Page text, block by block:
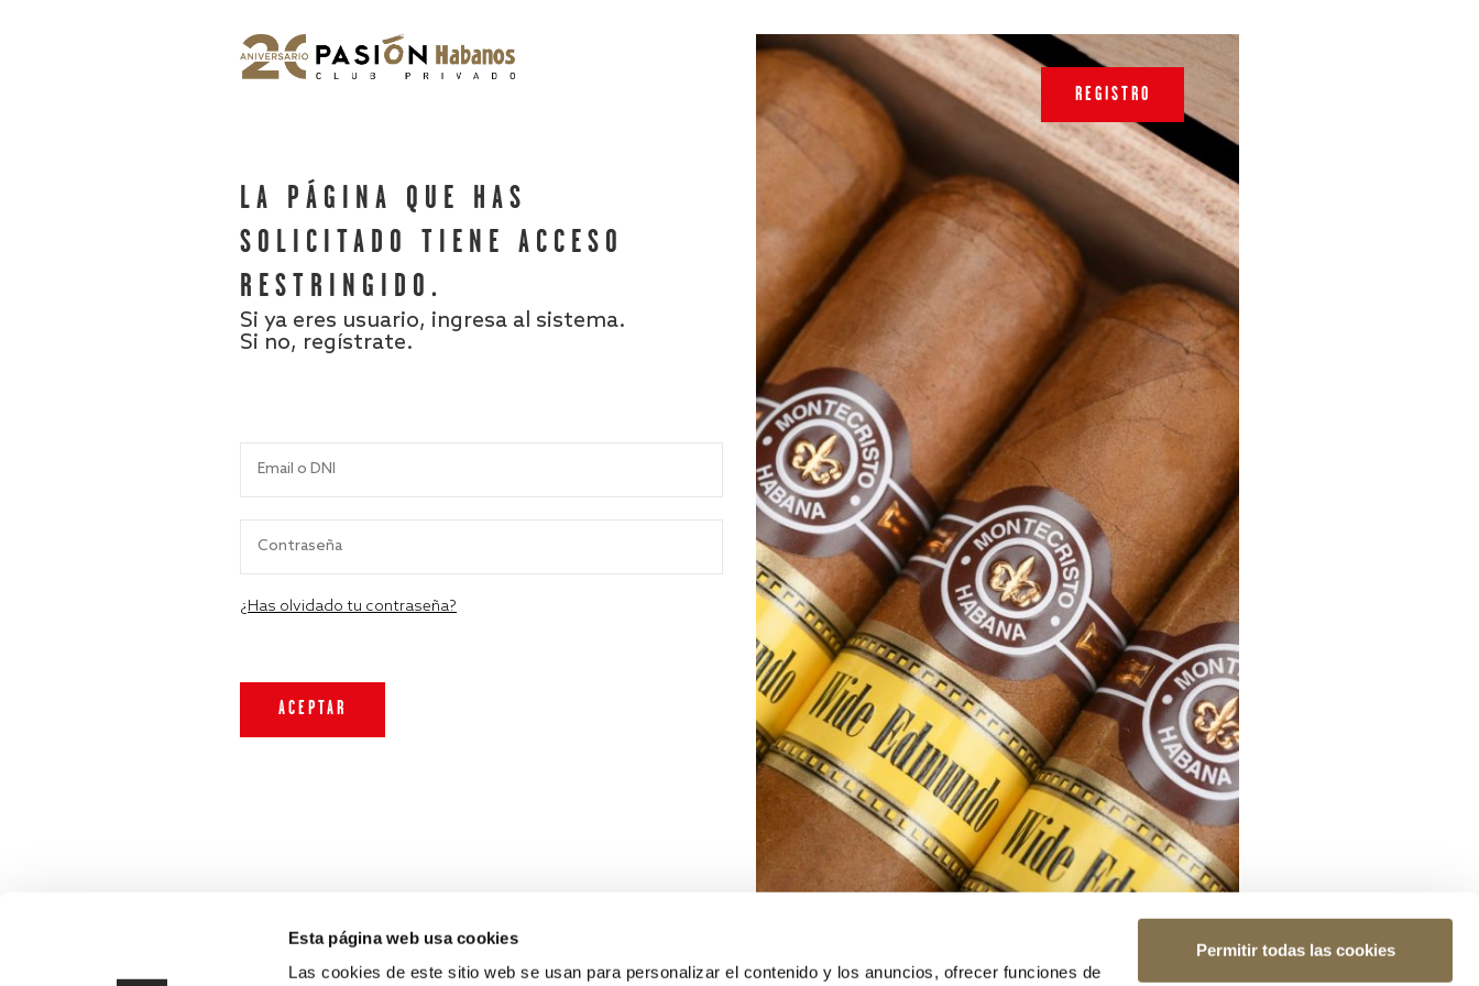
Esta página web usa cookies
Las cookies de este sitio web se usan para personalizar el contenido y los anuncios, ofrecer funciones de
Permitir todas las cookies
LA PÁGINA QUE HAS
SOLICITADO TIENE ACCESO
RESTRINGIDO.
Si ya eres usuario, ingresa al sistema.
Si no, regístrate.
¿Has olvidado tu contraseña?
REGISTRO